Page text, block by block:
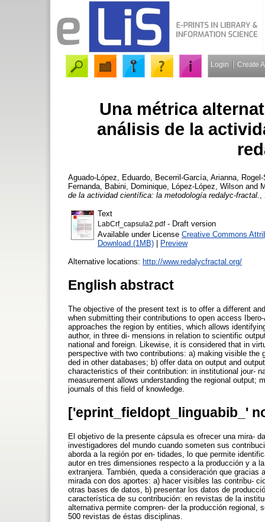
Login Create
Una métrica
análisis de la
Aguado-López, Eduardo Becerril-García, Arianna
Fernanda
Babini, Dominique López-López, Wilson and
de la actividad científica: la metodología redalyc-fractal.
Text
LabCrf_capsula2.pdf- Draft version
Available under License Creative Commons
Download (1MB) | Preview
Alternative locations: http://www.redalycfractal.org/
English abstract
The objective of the present text is to offer a different
when submitting their contributions to open access
approaches the region by entities, which allows
author, in three di- mensions in relation to scientific
national and foreign. Likewise, it is considered that in
perspective with two contributions: a) making visible
ded in other databases; b) offer data on output and
characteristics of their contribution: in institutional jour-
measurement allows understanding the regional output;
journals of this field of knowledge.
['eprint_fieldopt_linguabib_'
El objetivo de la presente cápsula es ofrecer una mira-
investigadores del mundo cuando someten sus
aborda a la región por en- tidades, lo que permite
autor en tres dimensiones respecto a la producción y a
extranjera. También, queda a consideración que
mirada con dos aportes: a) hacer visibles las contribu-
otras bases de datos, b) presentar los datos de
característica de su contribución: en revistas de la
alternativa permite compren- der la producción
500 revistas de éstas disciplinas.